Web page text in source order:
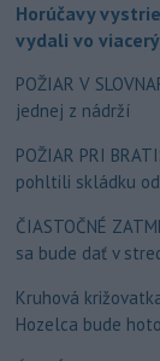
Horúčavy
vydali vo
POŽIAR V
jednej z nádrží
POŽIAR PRI
pohltili skládku
ČIASTOČNÉ
sa bude dať v
Kruhová
Hozelca bude